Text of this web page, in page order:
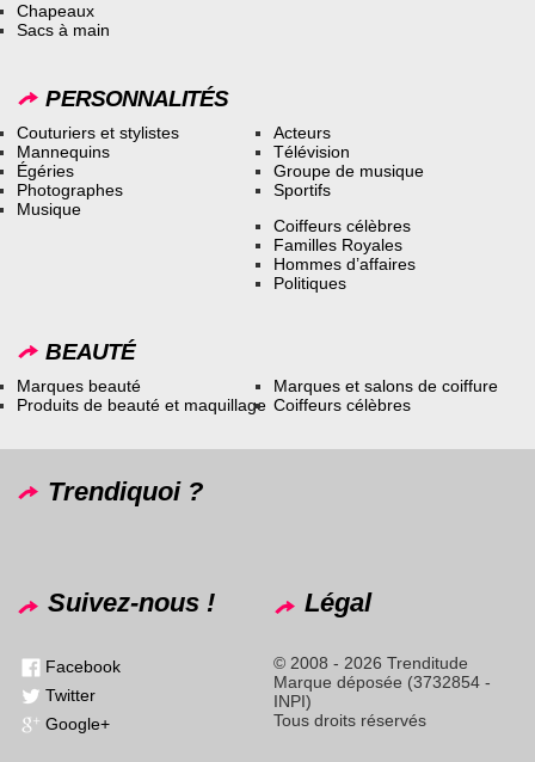
Chapeaux
Sacs à main
PERSONNALITÉS
Couturiers et stylistes
Mannequins
Égéries
Photographes
Musique
Acteurs
Télévision
Groupe de musique
Sportifs
Coiffeurs célèbres
Familles Royales
Hommes d’affaires
Politiques
BEAUTÉ
Marques beauté
Produits de beauté et maquillage
Marques et salons de coiffure
Coiffeurs célèbres
Trendiquoi ?
Suivez-nous !
Facebook
Twitter
Google+
Légal
© 2008 - 2026 Trenditude
Marque déposée (3732854 -
INPI)
Tous droits réservés